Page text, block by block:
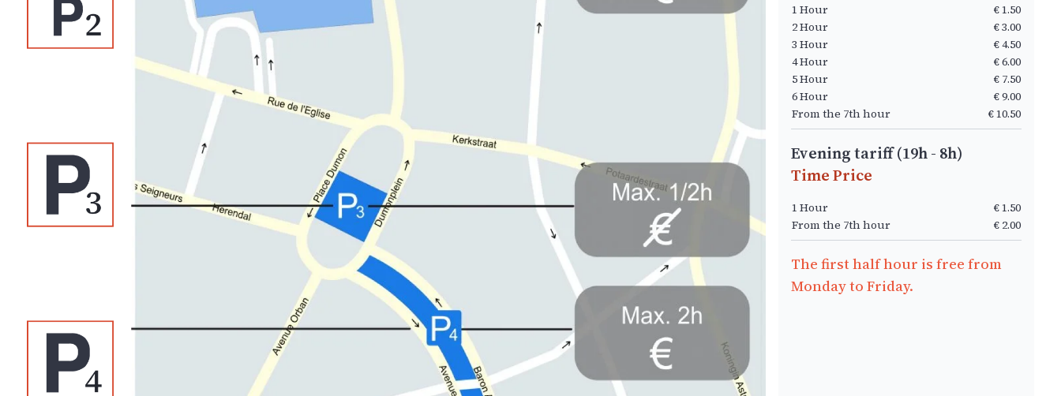
1 Hour
€ 1.50
2 Hour
€ 3.00
3 Hour
€ 4.50
4 Hour
€ 6.00
5 Hour
€ 7.50
6 Hour
€ 9.00
From the 7th hour
€ 10.50
Evening tariff (19h - 8h)
Time Price
1 Hour
€ 1.50
From the 7th hour
€ 2.00
The first half hour is free from
Monday to Friday.